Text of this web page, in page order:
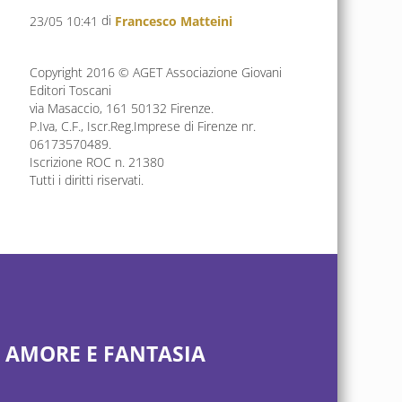
23/05 10:41 di Francesco Matteini
Copyright 2016 © AGET Associazione Giovani
Editori Toscani
via Masaccio, 161 50132 Firenze.
P.Iva, C.F., Iscr.Reg.Imprese di Firenze nr.
06173570489.
Iscrizione ROC n. 21380
Tutti i diritti riservati.
E FANTASIA